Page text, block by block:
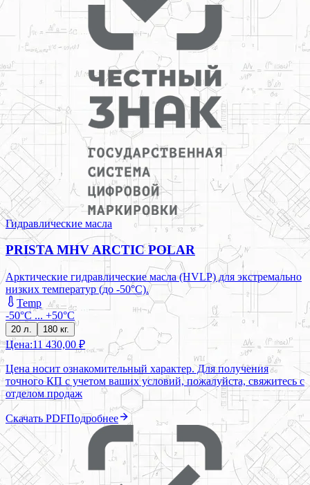
Гидравлические масла
PRISTA MHV ARCTIC POLAR
Арктические гидравлические масла (HVLP) для экстремально
низких температур (до -50°C).
Temp
-50°С ... +50°С
20 л. 180 кг.
Цена:11 430,00 ₽
Цена носит ознакомительный характер. Для получения
точного КП с учетом ваших условий, пожалуйста, свяжитесь с
отделом продаж
Скачать PDFПодробнее